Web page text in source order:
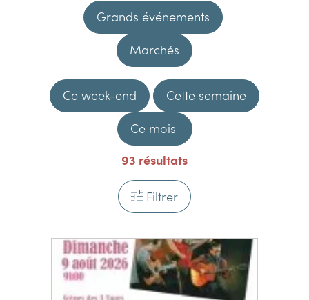
Grands événements
Marchés
Ce week-end
Cette semaine
Ce mois
93 résultats
Filtrer